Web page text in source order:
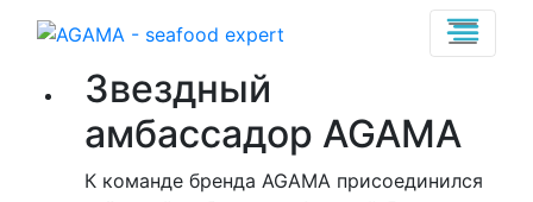
Звездный
амбассадор AGAMA
К команде бренда AGAMA присоединился